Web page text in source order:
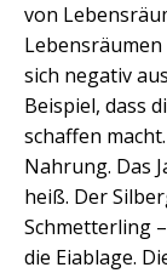
von
sich negativ
Beispiel, dass
schaffen
Nahrung. Das
heiß. Der
Schmetterling
die Eiablage.